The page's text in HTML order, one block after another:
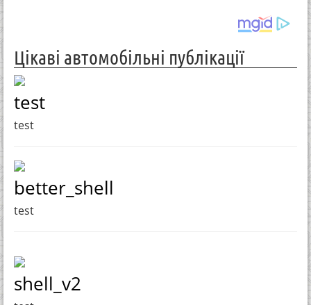
Цікаві автомобільні публікації
test
test
better_shell
test
shell_v2